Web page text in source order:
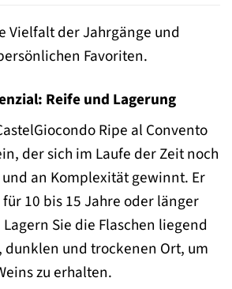
Vielfalt der Jahrgänge und
Favoriten.
Reife und Lagerung
Ripe al Convento
der sich im Laufe der Zeit noch
an Komplexität gewinnt. Er
10 bis 15 Jahre oder länger
Sie die Flaschen liegend
dunklen und trockenen Ort, um
zu erhalten.